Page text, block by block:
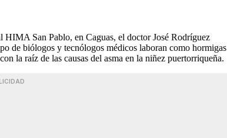
HIMA San Pablo, en Caguas, el doctor José Rodríguez
de biólogos y tecnólogos médicos laboran como hormigas
la raíz de las causas del asma en la niñez puertorriqueña.